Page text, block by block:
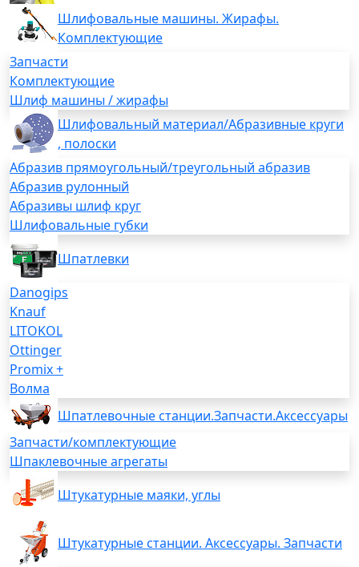
Шлифовальные машины. Жирафы.
Комплектующие
Запчасти
Комплектующие
Шлиф машины / жирафы
Шлифовальный материал/Абразивные круги
, полоски
Абразив прямоугольный/треугольный абразив
Абразив рулонный
Абразивы шлиф круг
Шлифовальные губки
Шпатлевки
Danogips
Knauf
LITOKOL
Ottinger
Promix +
Волма
Шпатлевочные станции.Запчасти.Аксессуары
Запчасти/комплектующие
Шпаклевочные агрегаты
Штукатурные маяки, углы
Штукатурные станции. Аксессуары. Запчасти